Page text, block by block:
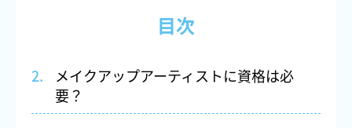
目次
メイクアップアーティストに資格は必
要？